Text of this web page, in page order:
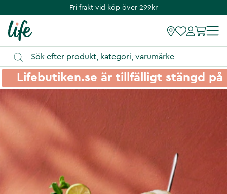
Fri frakt vid köp över 299kr
Lifebutiken.se är tillfälligt stängd